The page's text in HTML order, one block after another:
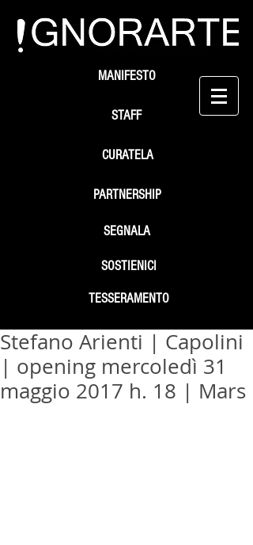
STAFF
SEGNALA
SOSTIENICI
MANIFESTO
PARTNERSHIP
TESSERAMENTO
CURATELA
Stefano Arienti | Capolini
| opening mercoledì 31
maggio 2017 h. 18 | Mars